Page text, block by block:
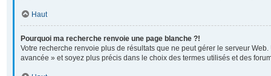
Haut
Pourquoi ma recherche renvoie une page blanche ?!
Votre recherche renvoie plus de résultats que ne peut gérer le serveur
avancée » et soyez plus précis dans le choix des termes utilisés et des